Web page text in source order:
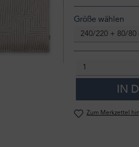
Größe wählen
IN
Zum Merkzettel